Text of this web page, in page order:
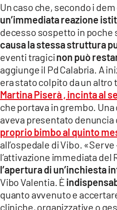
ANDROID
APPLE
Un caso che, secondo i
un’immediata reazione
decesso sospetto in poche
causa la stessa struttura
eventi tragicinon può
aggiunge il Pd Calabria. A
era stato colpito da un
Martina Piserà , incinta al
che portava in grembo.
aveva presentato denuncia
proprio bimbo al quinto
all’ospedale di Vibo.
l’attivazione immediata del
l’apertura di un’inchiesta
Vibo Valentia. È
quanto avvenuto e
cliniche, organizzative o